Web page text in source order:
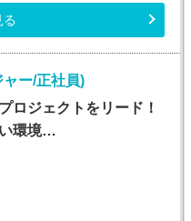
る
ー/正社員)
ロジェクトをリード！
環境…